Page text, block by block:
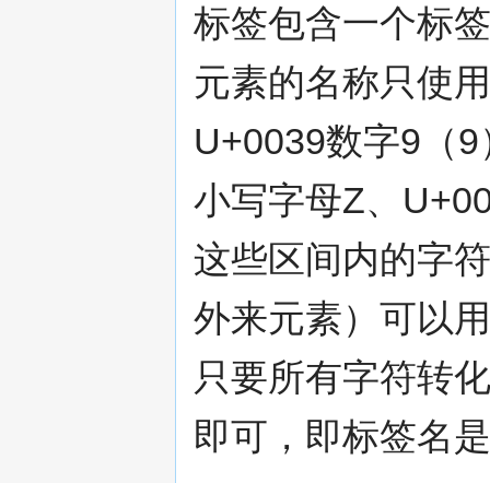
标签包含一个标
元素的名称只使
U+0039数字9（
小写字母Z、
这些区间内的字
外来元素）可以
只要所有字符转
即可，即标签名